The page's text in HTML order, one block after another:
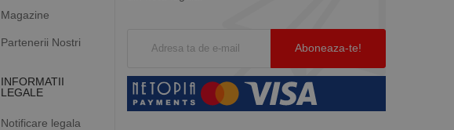
Magazine
Partenerii Nostri
INFORMATII
LEGALE
Notificare legala